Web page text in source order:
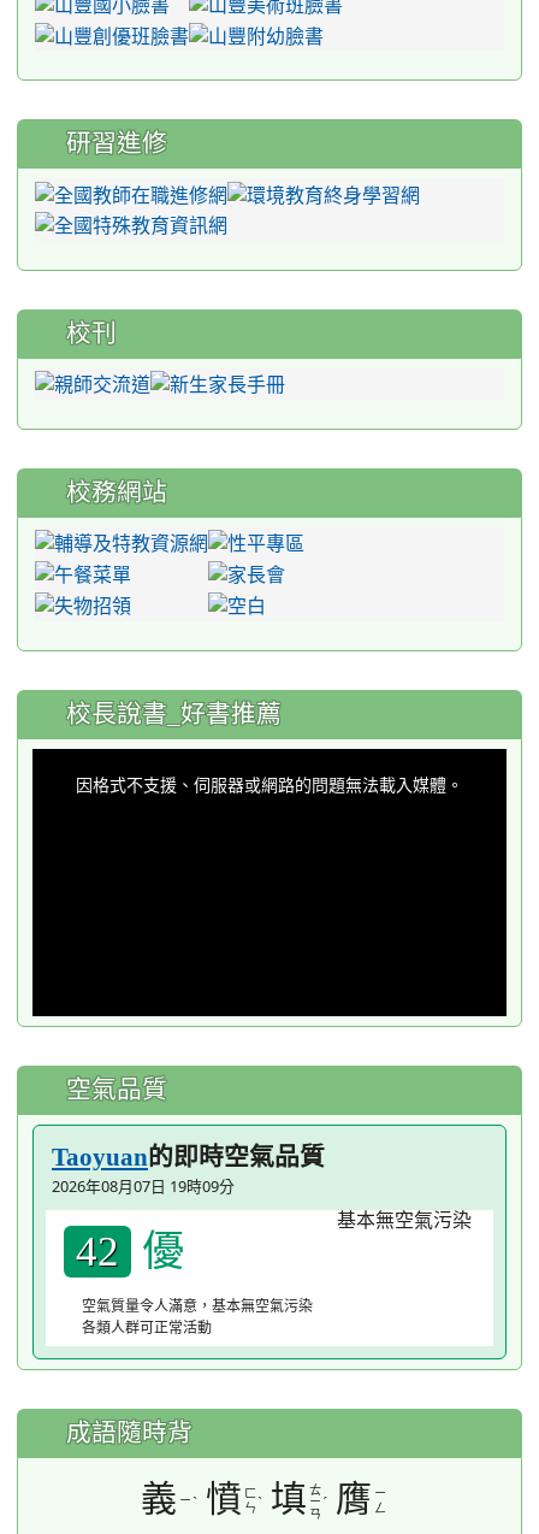
研習進修
校刊
校務網站
:::
校長說書_好書推薦
因格式不支援、伺服器或網路的問題無法載入媒體。
空氣品質
Taoyuan的即時空氣品質
2026年08月07日 19時09分
42 優
空氣質量令人滿意，基本無空氣污染
各類人群可正常活動
成語隨時背
義 ㄧ ˋ 憤 ㄈ
ㄣ ˋ 填 ㄊ
ㄧ
ㄢ
ˊ 膺 ㄧ
ㄥ